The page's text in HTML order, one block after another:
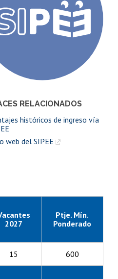
RELACIONADOS
históricos de ingreso vía
web del SIPEE
2027
Ptje. Mín.
Ponderado
15 600